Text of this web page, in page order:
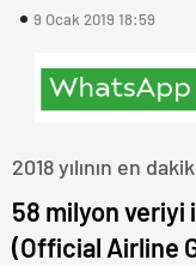
9 Ocak 2019 18:59
2018 yılının en
58 milyon veriyi
(Official Airline